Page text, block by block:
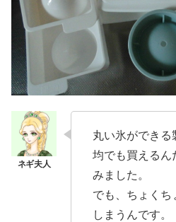
丸い氷ができ
均でも買えるん
みました。
でも、ちょくち
しまうんです。